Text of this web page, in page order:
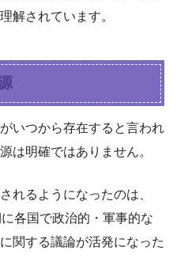
解されています。
いつから存在すると言われ
は明確ではありません。
れるようになったのは、
各国で政治的・軍事的な
関する議論が活発になった